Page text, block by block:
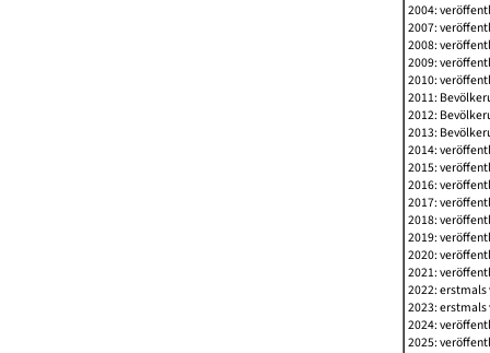
2004:
2007:
2008:
2009:
2010:
2011:
2012:
2013:
2014:
2015:
2016:
2017:
2018:
2019:
2020:
2021:
2022:
2023:
2024:
2025: